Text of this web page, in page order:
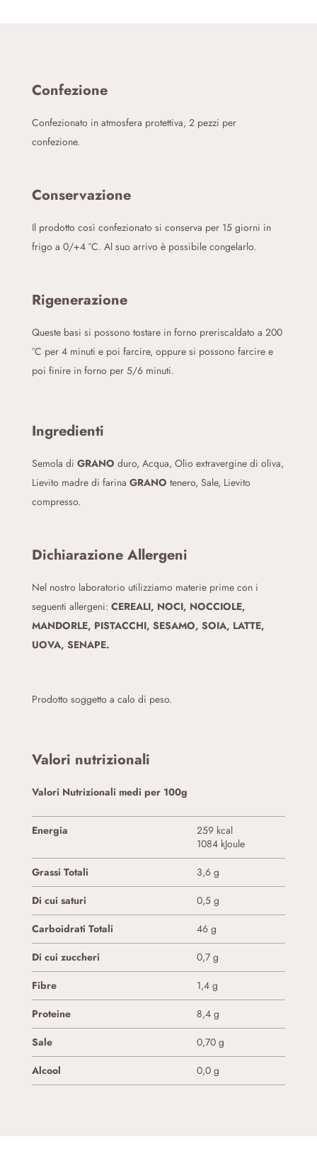
Confezione
Confezionato in atmosfera protettiva, 2 pezzi per
confezione.
Conservazione
Il prodotto così confezionato si conserva per 15 giorni in
frigo a 0/+4 °C. Al suo arrivo è possibile congelarlo.
Rigenerazione
Queste basi si possono tostare in forno preriscaldato a 200
°C per 4 minuti e poi farcire, oppure si possono farcire e
poi finire in forno per 5/6 minuti.
Ingredienti
Semola di GRANO duro, Acqua, Olio extravergine di oliva,
Lievito madre di farina GRANO tenero, Sale, Lievito
compresso.
Dichiarazione Allergeni
Nel nostro laboratorio utilizziamo materie prime con i
seguenti allergeni: CEREALI, NOCI, NOCCIOLE,
MANDORLE, PISTACCHI, SESAMO, SOIA, LATTE,
UOVA, SENAPE.
Prodotto soggetto a calo di peso.
Valori nutrizionali
Valori Nutrizionali medi per 100g
Energia
259 kcal
1084 kJoule
Grassi Totali
3,6 g
Di cui saturi
0,5 g
Carboidrati Totali
46 g
Di cui zuccheri
0,7 g
Fibre
1,4 g
Proteine
8,4 g
Sale
0,70 g
Alcool
0,0 g